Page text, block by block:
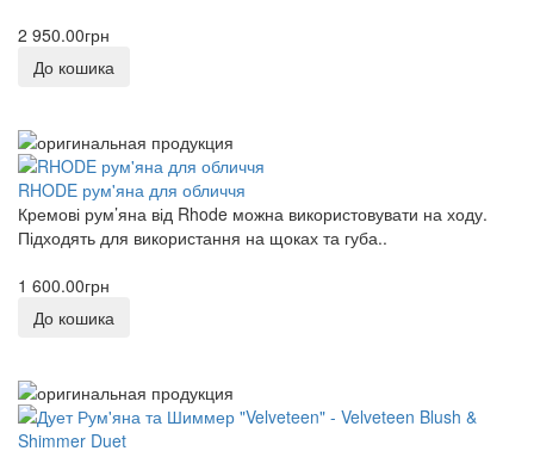
2 950.00грн
До кошика
RHODE рум'яна для обличчя
Кремові рум’яна від Rhode можна використовувати на ходу.
Підходять для використання на щоках та губа..
1 600.00грн
До кошика